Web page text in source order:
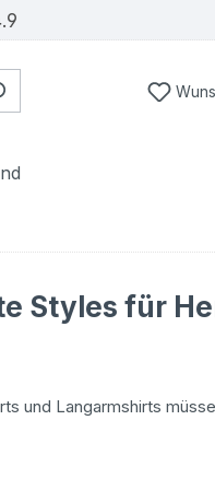
Du
Styles für
und Langarmshirts